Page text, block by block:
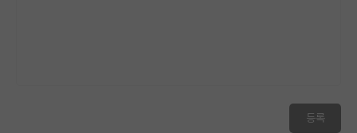
등록